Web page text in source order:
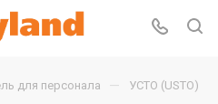
для персонала — УСТО (USTO)